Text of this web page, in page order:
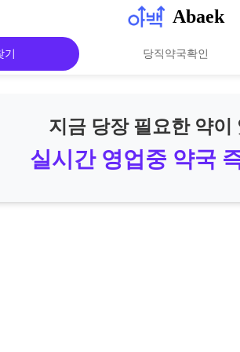
Abaek
당직약국확인
지금 당장 필요한 약이
실시간 영업중 약국